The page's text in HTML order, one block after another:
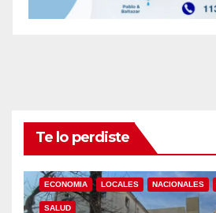
Te lo perdiste
ECONOMIA LOCALES NACIONALES
SALUD